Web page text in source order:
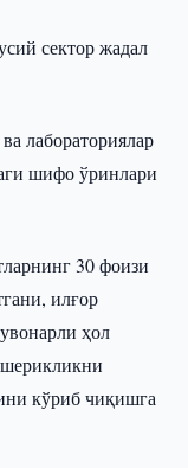
сектор жадал
лабораториялар
шифо ўринлари
30 фоизи
илғор
ҳол
кўриб чиқишга